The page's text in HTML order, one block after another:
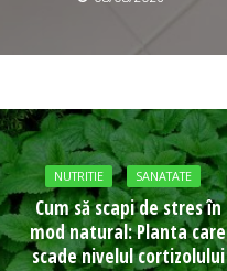
NUTRITIE SANATATE
Cum să scapi de stres în
mod natural: Planta care
scade nivelul cortizolului